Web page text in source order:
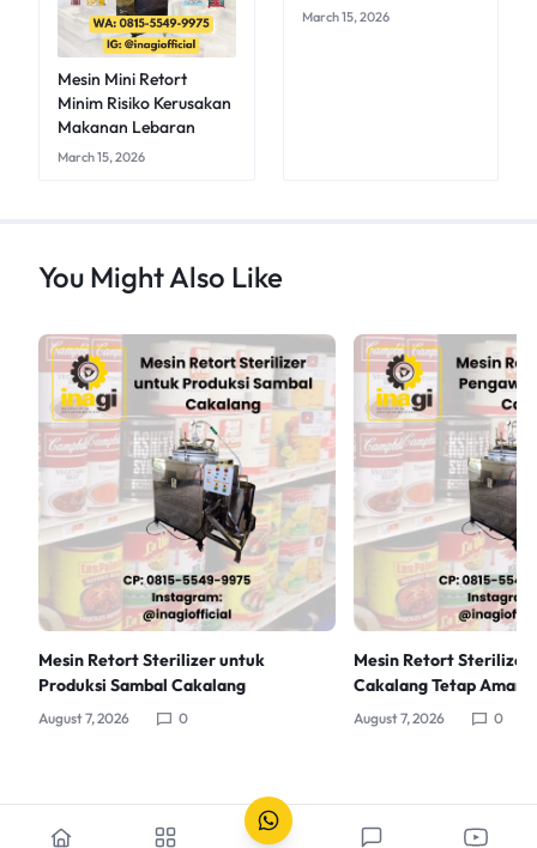
Mesin Mini Retort
Minim Risiko Kerusakan
Makanan Lebaran
March 15, 2026
March 15, 2026
You Might Also Like
Mesin Retort Sterilizer untuk
Produksi Sambal Cakalang
August 7, 2026 0
Mesin Retort Sterilizer
Cakalang Tetap Aman
August 7, 2026 0